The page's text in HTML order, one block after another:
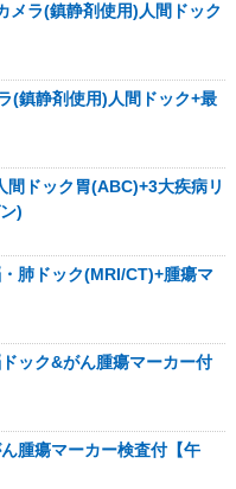
メラ(鎮静剤使用)人間ドック
(鎮静剤使用)人間ドック+最
間ドック胃(ABC)+3大疾病リ
)
肺ドック(MRI/CT)+腫瘍マ
ック&がん腫瘍マーカー付
腫瘍マーカー検査付【午